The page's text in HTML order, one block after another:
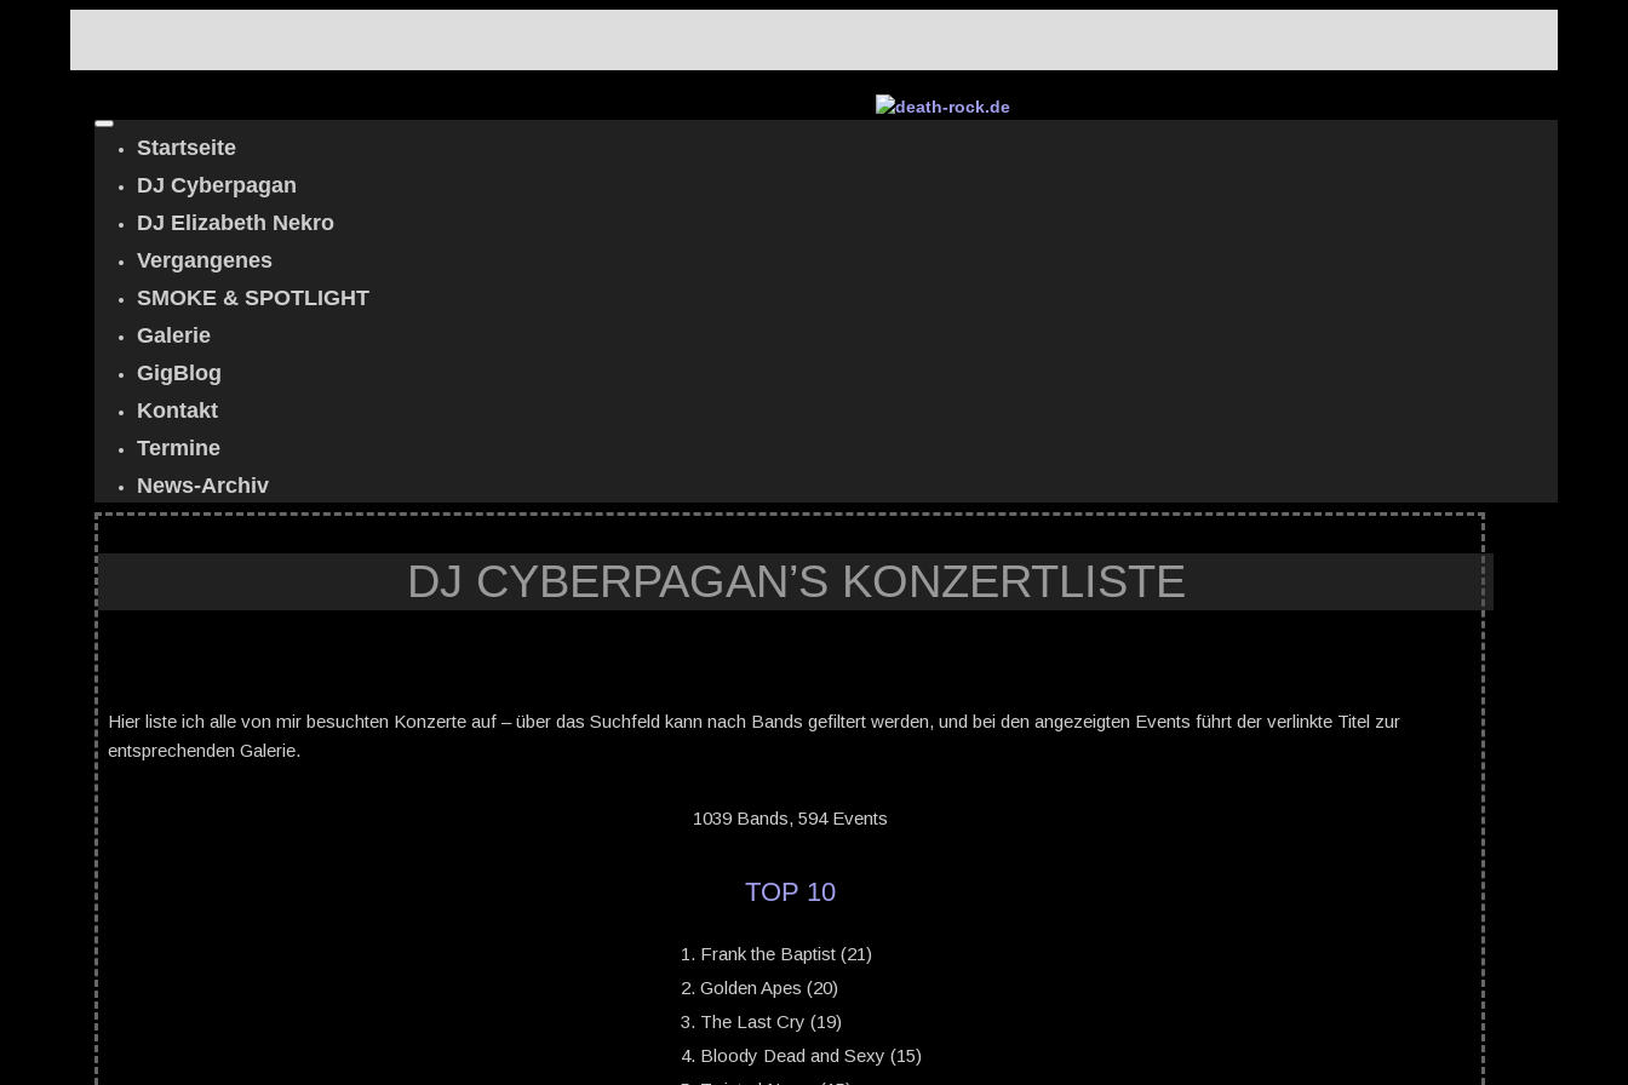
Startseite
DJ Cyberpagan
DJ Elizabeth Nekro
Vergangenes
SMOKE & SPOTLIGHT
Galerie
GigBlog
Kontakt
Termine
News-Archiv
DJ CYBERPAGAN’S KONZERTLISTE
Hier liste ich alle von mir besuchten Konzerte auf – über das Suchfeld kann nach Bands gefiltert werden, und bei den angezeigten Events führt der verlinkte Titel zur
entsprechenden Galerie.
1039 Bands, 594 Events
TOP 10
Frank the Baptist (21)
Golden Apes (20)
The Last Cry (19)
Bloody Dead and Sexy (15)